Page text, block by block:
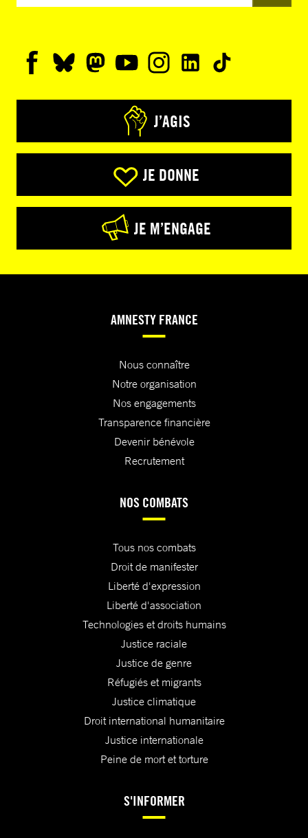
J’AGIS
JE DONNE
JE M’ENGAGE
AMNESTY FRANCE
Nous connaître
Notre organisation
Nos engagements
Transparence financière
Devenir bénévole
Recrutement
NOS COMBATS
Tous nos combats
Droit de manifester
Liberté d'expression
Liberté d'association
Technologies et droits humains
Justice raciale
Justice de genre
Réfugiés et migrants
Justice climatique
Droit international humanitaire
Justice internationale
Peine de mort et torture
S'INFORMER